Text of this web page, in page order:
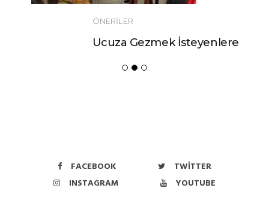
Ucuza Gezmek İsteyenlere 10 Tüyo!
FACEBOOK
TWITTER
INSTAGRAM
YOUTUBE